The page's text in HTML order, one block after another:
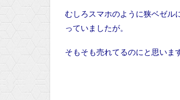
むしろスマホのように狭ベゼル
っていましたが。
そもそも売れてるのにと思いま